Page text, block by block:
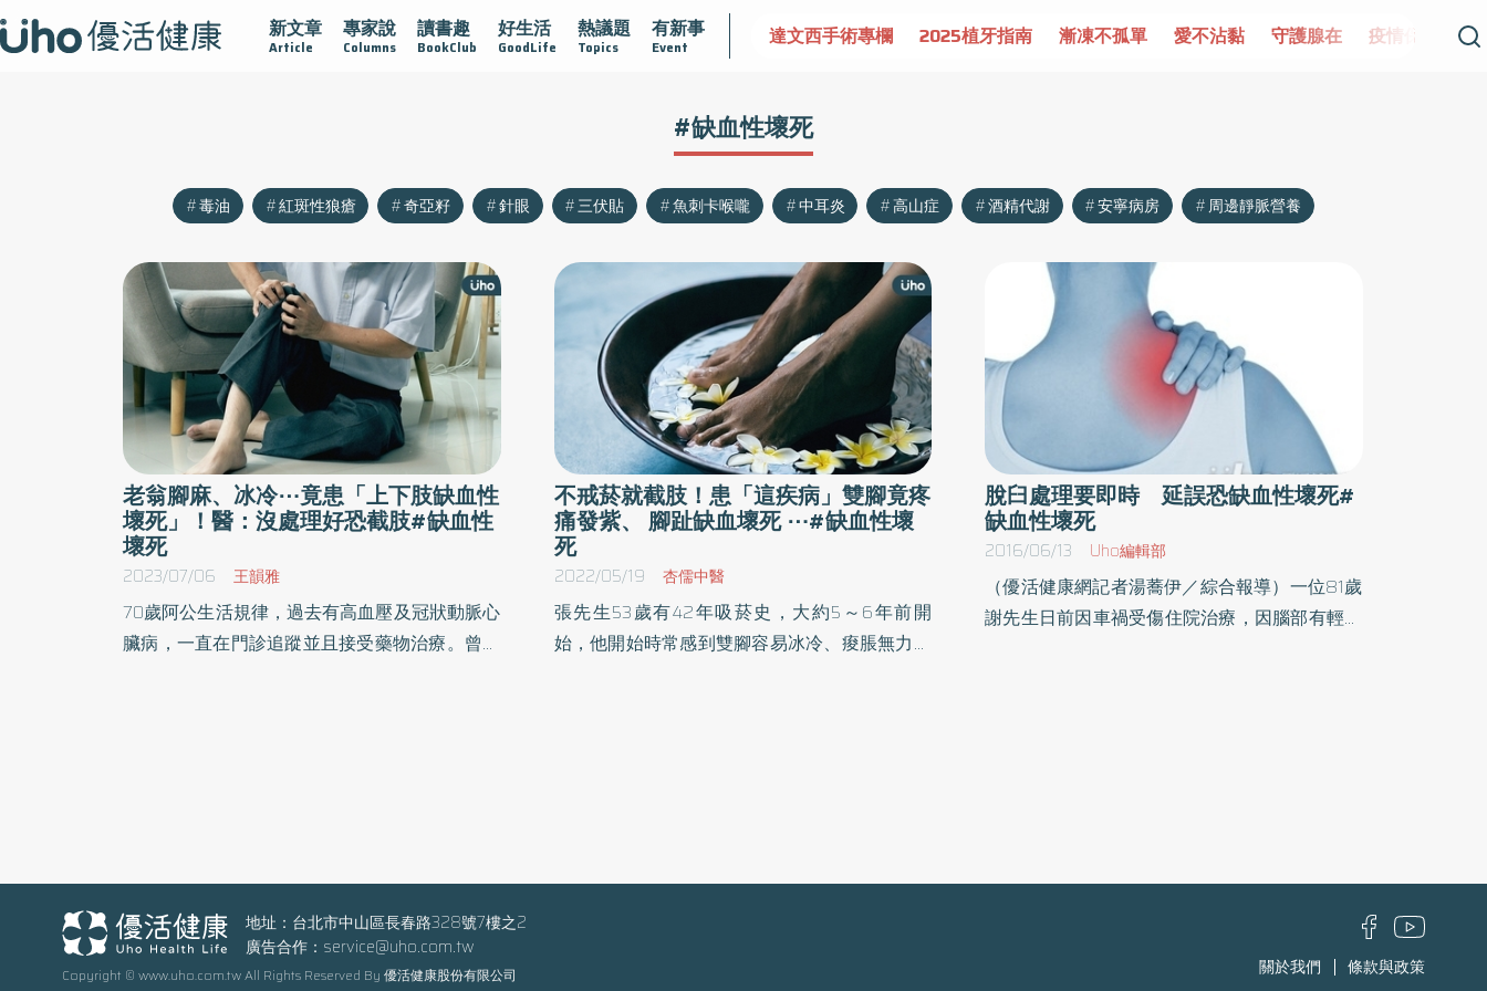
新文章
Article
專家說
Columns
讀書趣
BookClub
好生活
GoodLife
熱議題
Topics
有新事
Event
黏 守護腺在 疫情保衛戰 再生醫學 愛的未來視 認識攝護腺肥大 守護骨骼健康 達文西手術專欄 2025植牙指南 漸凍不孤單 愛不沾黏 守護腺在 疫情保衛戰
#缺血性壞死
毒油 紅斑性狼瘡 奇亞籽 針眼 三伏貼 魚刺卡喉嚨 中耳炎 高山症 酒精代謝 安寧病房 周邊靜脈營養
老翁腳麻、冰冷⋯竟患「上下肢缺血性
壞死」！醫：沒處理好恐截肢#缺血性
壞死
2023/07/06 王韻雅
70歲阿公生活規律，過去有高血壓及冠狀動脈心
臟病，一直在門診追蹤並且接受藥物治療。曾做
不戒菸就截肢！患「這疾病」雙腳竟疼
痛發紫、 腳趾缺血壞死 ⋯#缺血性壞
死
2022/05/19 杏儒中醫
張先生53歲有42年吸菸史，大約5～6年前開
始，他開始時常感到雙腳容易冰冷、痠脹無力，
脫臼處理要即時 延誤恐缺血性壞死#
缺血性壞死
2016/06/13 Uho編輯部
（優活健康網記者湯蕎伊／綜合報導）一位81歲
謝先生日前因車禍受傷住院治療，因腦部有輕微
較慢，加上車禍住院五天皆未做緊急處理，導致
在手術治療時需花費更多的時間與力氣，才能將
地址：台北市中山區長春路328號7樓之2
廣告合作： service@uho.com.tw
關於我們
條款與政策
Copyright © www.uho.com.tw All Rights Reserved By 優活健康股份有限公司